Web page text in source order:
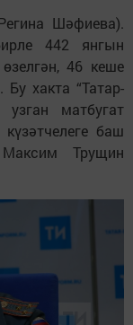
Шәфиева).
442 янгын
46 кеше
хакта “Татар-
матбугат
баш
Трущин